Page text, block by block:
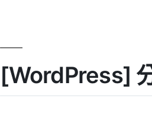
[WordPress]